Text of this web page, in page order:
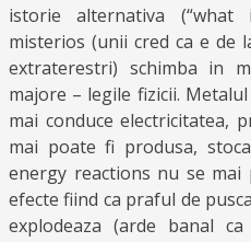
istorie alternativa
misterios (unii cred ca e de
extraterestri) schimba in
majore – legile fizicii.
mai conduce electricitatea,
mai poate fi produsa,
energy reactions nu se mai
efecte fiind ca praful de
explodeaza (arde banal